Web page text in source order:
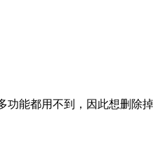
功能都用不到，因此想删